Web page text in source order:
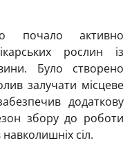
почало активно
рослин із
Було створено
залучати місцеве
додаткову
збору до роботи
сіл.